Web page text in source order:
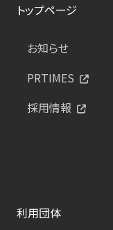
トップページ
お知らせ
PRTIMES
採用情報
利用団体